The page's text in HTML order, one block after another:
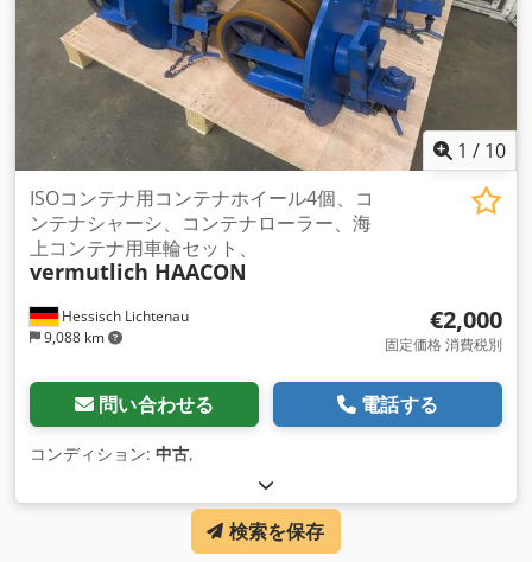
1 / 10
Hessisch Lichtenau
9,088 km
ISOコンテナ用コンテナホイール4個、コ
ンテナシャーシ、コンテナローラー、海
上コンテナ用車輪セット、
vermutlich HAACON
€2,000
固定価格 消費税別
問い合わせる 電話する
コンディション: 中古,
検索を保存